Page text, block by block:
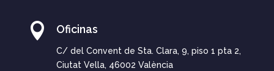
 Oficinas
C/ del Convent de Sta. Clara, 9, piso 1 pta 2,
Ciutat Vella, 46002 València